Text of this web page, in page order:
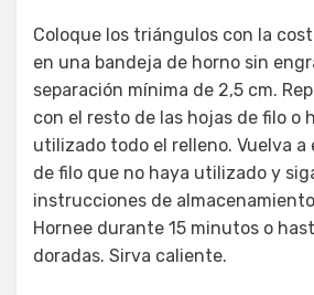
Coloque los triángulos con la
en una bandeja de horno sin
separación mínima de 2,5 cm.
con el resto de las hojas de filo o
utilizado todo el relleno. Vuelva a
de filo que no haya utilizado y
instrucciones de
Hornee durante 15 minutos o
doradas. Sirva caliente.